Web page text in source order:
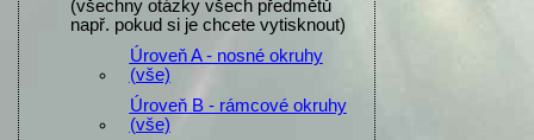
(všechny otázky všech předmětů
např. pokud si je chcete vytisknout)
Úroveň A - nosné okruhy
(vše)
Úroveň B - rámcové okruhy
(vše)